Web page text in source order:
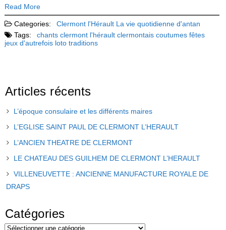
Read More
Categories: Clermont l'Hérault La vie quotidienne d'antan
Tags:
chants clermont l'hérault clermontais coutumes fêtes
jeux d'autrefois loto traditions
Articles récents
L’époque consulaire et les différents maires
L’EGLISE SAINT PAUL DE CLERMONT L’HERAULT
L’ANCIEN THEATRE DE CLERMONT
LE CHATEAU DES GUILHEM DE CLERMONT L’HERAULT
VILLENEUVETTE : ANCIENNE MANUFACTURE ROYALE DE
DRAPS
Catégories